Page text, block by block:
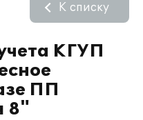
КГУП
ПП
8"
К списку